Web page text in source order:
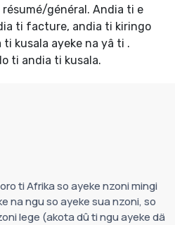
résumé/général. Andia ti e
ti facture, andia ti kiringo
kusala ayeke na yâ ti .
ti andia ti kusala.
ti Afrika so ayeke nzoni mingi
na ngu so ayeke sua nzoni, so
lege (akota dû ti ngu ayeke dä